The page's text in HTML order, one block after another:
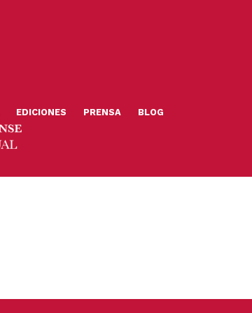
EDICIONES PRENSA BLOG